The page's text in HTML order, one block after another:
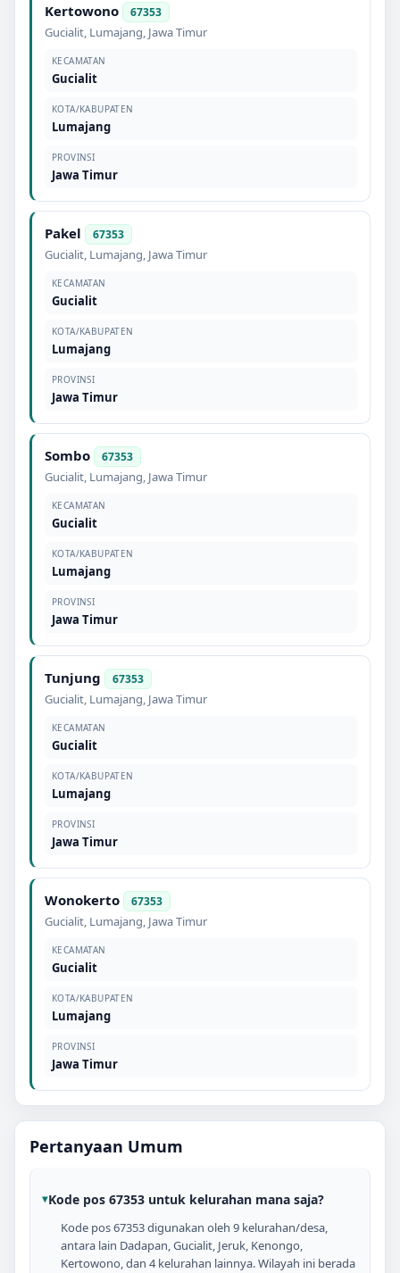
Kertowono 67353
Gucialit, Lumajang, Jawa Timur
KECAMATAN
Gucialit
KOTA/KABUPATEN
Lumajang
PROVINSI
Jawa Timur
Pakel 67353
Gucialit, Lumajang, Jawa Timur
KECAMATAN
Gucialit
KOTA/KABUPATEN
Lumajang
PROVINSI
Jawa Timur
Sombo 67353
Gucialit, Lumajang, Jawa Timur
KECAMATAN
Gucialit
KOTA/KABUPATEN
Lumajang
PROVINSI
Jawa Timur
Tunjung 67353
Gucialit, Lumajang, Jawa Timur
KECAMATAN
Gucialit
KOTA/KABUPATEN
Lumajang
PROVINSI
Jawa Timur
Wonokerto 67353
Gucialit, Lumajang, Jawa Timur
KECAMATAN
Gucialit
KOTA/KABUPATEN
Lumajang
PROVINSI
Jawa Timur
Pertanyaan Umum
Kode pos 67353 untuk kelurahan mana saja?
Kode pos 67353 digunakan oleh 9 kelurahan/desa,
antara lain Dadapan, Gucialit, Jeruk, Kenongo,
Kertowono, dan 4 kelurahan lainnya. Wilayah ini berada